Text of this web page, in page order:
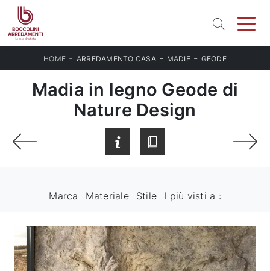
HOME - ARREDAMENTO CASA- MADIE - GEODE
Madia in legno Geode di
Nature Design
Marca Materiale Stile I più visti a :